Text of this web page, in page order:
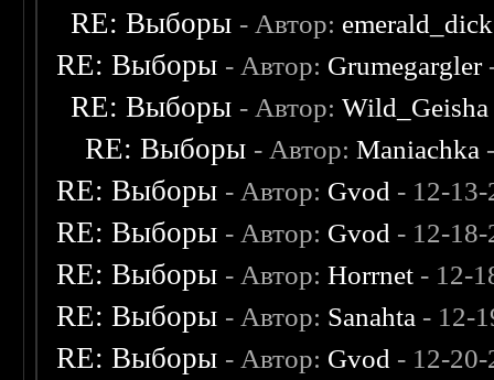
RE: Выборы - Автор: emerald_dick
RE: Выборы - Автор: Grumegargler
RE: Выборы - Автор:Wild_Geisha
RE: Выборы - Автор:Maniachka
RE: Выборы - Автор: Gvod - 12-
RE: Выборы - Автор: Gvod - 12-
RE: Выборы - Автор:Horrnet - 12-
RE: Выборы - Автор: Sanahta - 12-
RE: Выборы - Автор: Gvod - 12-